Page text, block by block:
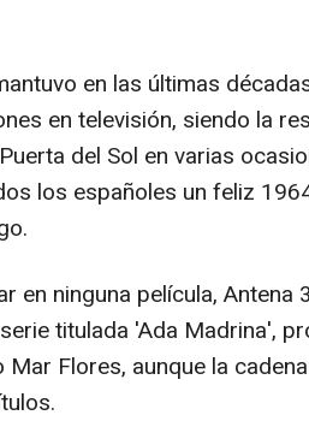
en las últimas
en televisión, siendo la
del Sol en varias
los españoles un feliz
en ninguna película, Antena
titulada 'Ada Madrina',
Flores, aunque la